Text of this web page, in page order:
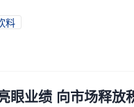
料
眼业绩 向市场释放